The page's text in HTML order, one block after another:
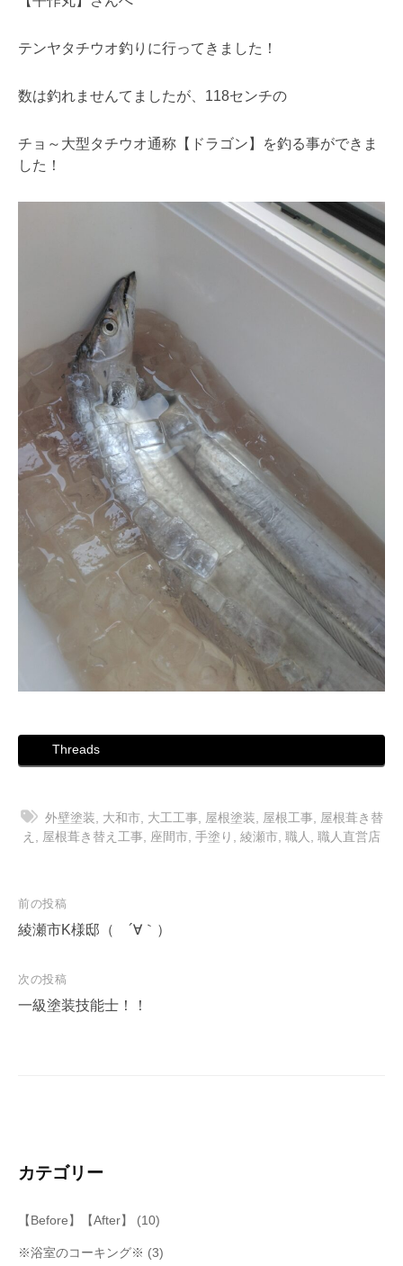
テンヤタチウオ釣りに行ってきました！
数は釣れませんてましたが、118センチの
チョ～大型タチウオ通称【ドラゴン】を釣る事ができま
した！
Threads
外壁塗装 大和市 大工工事 屋根塗装 屋根工事
屋根葺き替
え
屋根葺き替え工事 座間市 手塗り 綾瀬市 職人 職人直営店
投
稿
ビ
ゲ
前の投稿
綾瀬市K様邸（ ´∀｀）
次の投稿
一級塗装技能士！！
カテゴリー
【Before】【After】 (10)
※浴室のコーキング※ (3)